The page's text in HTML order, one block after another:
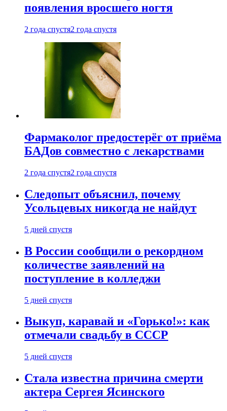
появления вросшего ногтя
2 года спустя2 года спустя
Фармаколог предостерёг от приёма
БАДов совместно с лекарствами
2 года спустя2 года спустя
Следопыт объяснил, почему
Усольцевых никогда не найдут
5 дней спустя
В России сообщили о рекордном
количестве заявлений на
поступление в колледжи
5 дней спустя
Выкуп, каравай и «Горько!»: как
отмечали свадьбу в СССР
5 дней спустя
Стала известна причина смерти
актера Сергея Ясинского